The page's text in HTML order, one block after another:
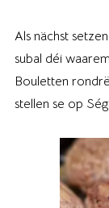
Als nächst
subal déi
Bouletten
stellen se op